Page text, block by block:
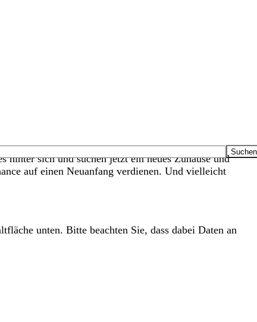
hinter sich und suchen jetzt ein neues Zuhause und
auf einen Neuanfang verdienen. Und vielleicht
unten. Bitte beachten Sie, dass dabei Daten an